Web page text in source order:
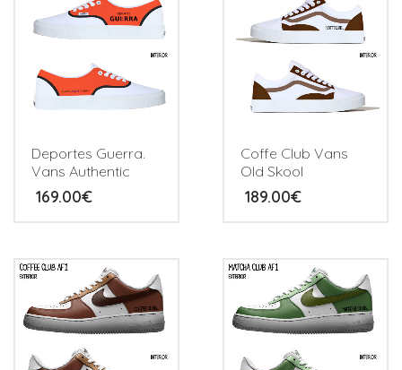
Deportes Guerra.
Vans Authentic
169.00€
Coffe Club Vans
Old Skool
189.00€